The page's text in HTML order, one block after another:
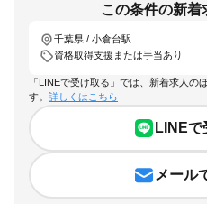
この条件の新着
千葉県 / 小倉台駅
資格取得支援または手当あり
「LINEで受け取る」では、新着求人の
す。 詳しくはこちら
LINEで
メール